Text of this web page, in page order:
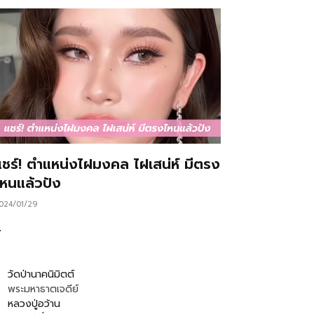
ร์! ตำแหน่งไฝมงคล ไฝเสน่ห์ มีตรง
นแล้วปัง
01/29
วัดป่านาคนิมิตต์
พระมหาธาตเจดีย์
หลวงปู่อว้าน